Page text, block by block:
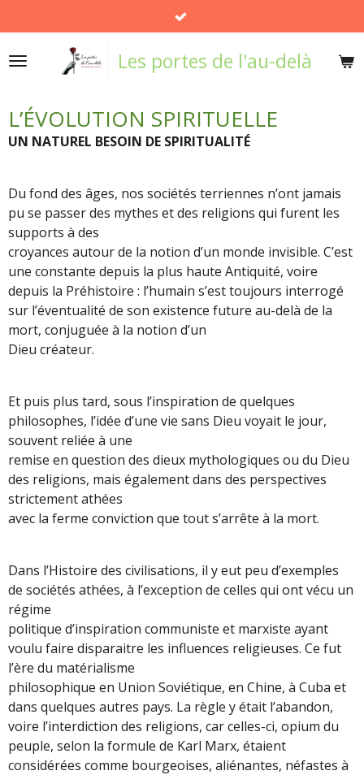
au
contenu
Les portes de l'au-delà
L’ÉVOLUTION SPIRITUELLE
UN NATUREL BESOIN DE SPIRITUALITÉ
Du fond des âges, nos sociétés terriennes n’ont jamais
pu se passer des mythes et des religions qui furent les
supports à des
croyances autour de la notion d’un monde invisible. C’est
une constante depuis la plus haute Antiquité, voire
depuis la Préhistoire : l’humain s’est toujours interrogé
sur l’éventualité de son existence future au-delà de la
mort, conjuguée à la notion d’un
Dieu créateur.
Et puis plus tard, sous l’inspiration de quelques
philosophes, l’idée d’une vie sans Dieu voyait le jour,
souvent reliée à une
remise en question des dieux mythologiques ou du Dieu
des religions, mais également dans des perspectives
strictement athées
avec la ferme conviction que tout s’arrête à la mort.
Dans l’Histoire des civilisations, il y eut peu d’exemples
de sociétés athées, à l’exception de celles qui ont vécu un
régime
politique d’inspiration communiste et marxiste ayant
voulu faire disparaitre les influences religieuses. Ce fut
l’ère du matérialisme
philosophique en Union Soviétique, en Chine, à Cuba et
dans quelques autres pays. La règle y était l’abandon,
voire l’interdiction des religions, car celles-ci, opium du
peuple, selon la formule de Karl Marx, étaient
considérées comme bourgeoises, aliénantes, néfastes à